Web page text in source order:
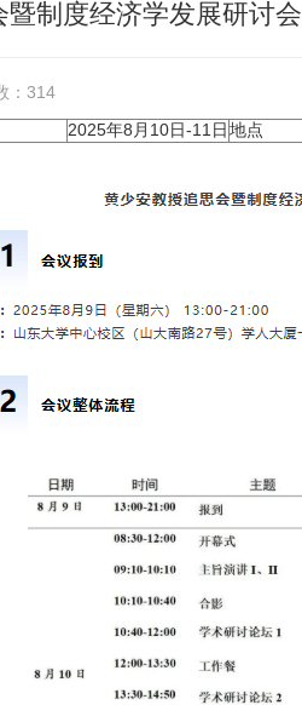
制度经济学发展研讨会
： 314
2025年8月10日-11日地点